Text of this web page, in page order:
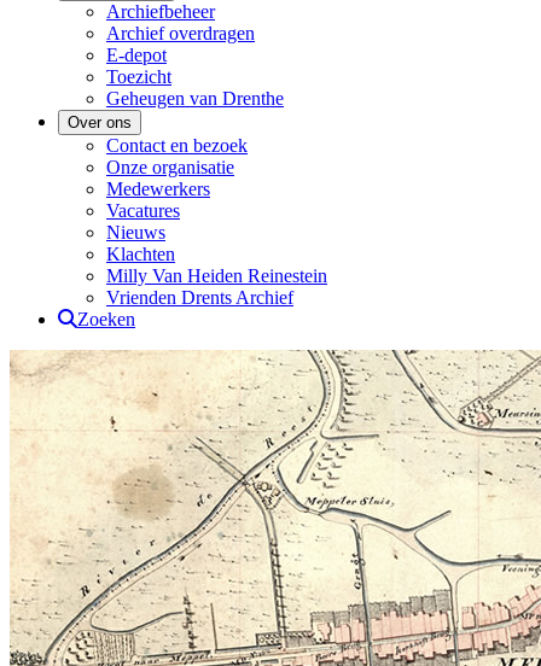
Archiefbeheer
Archief overdragen
E-depot
Toezicht
Geheugen van Drenthe
Over ons
Contact en bezoek
Onze organisatie
Medewerkers
Vacatures
Nieuws
Klachten
Milly Van Heiden Reinestein
Vrienden Drents Archief
Zoeken
Drents Archief